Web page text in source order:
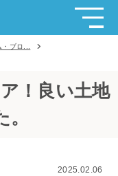
・ブロ...
！良い土地
2025.02.06